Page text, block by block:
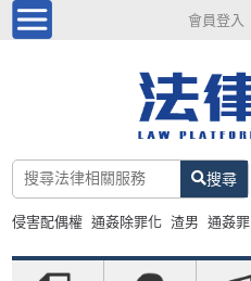
會員登入
搜尋
侵害配偶權 通姦除罪化 渣男 通姦罪